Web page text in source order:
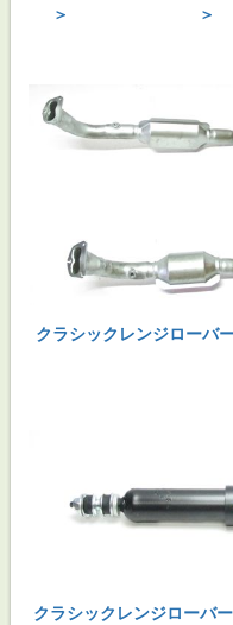
＞
＞
クラシックレンジローバ
クラシックレンジローバ